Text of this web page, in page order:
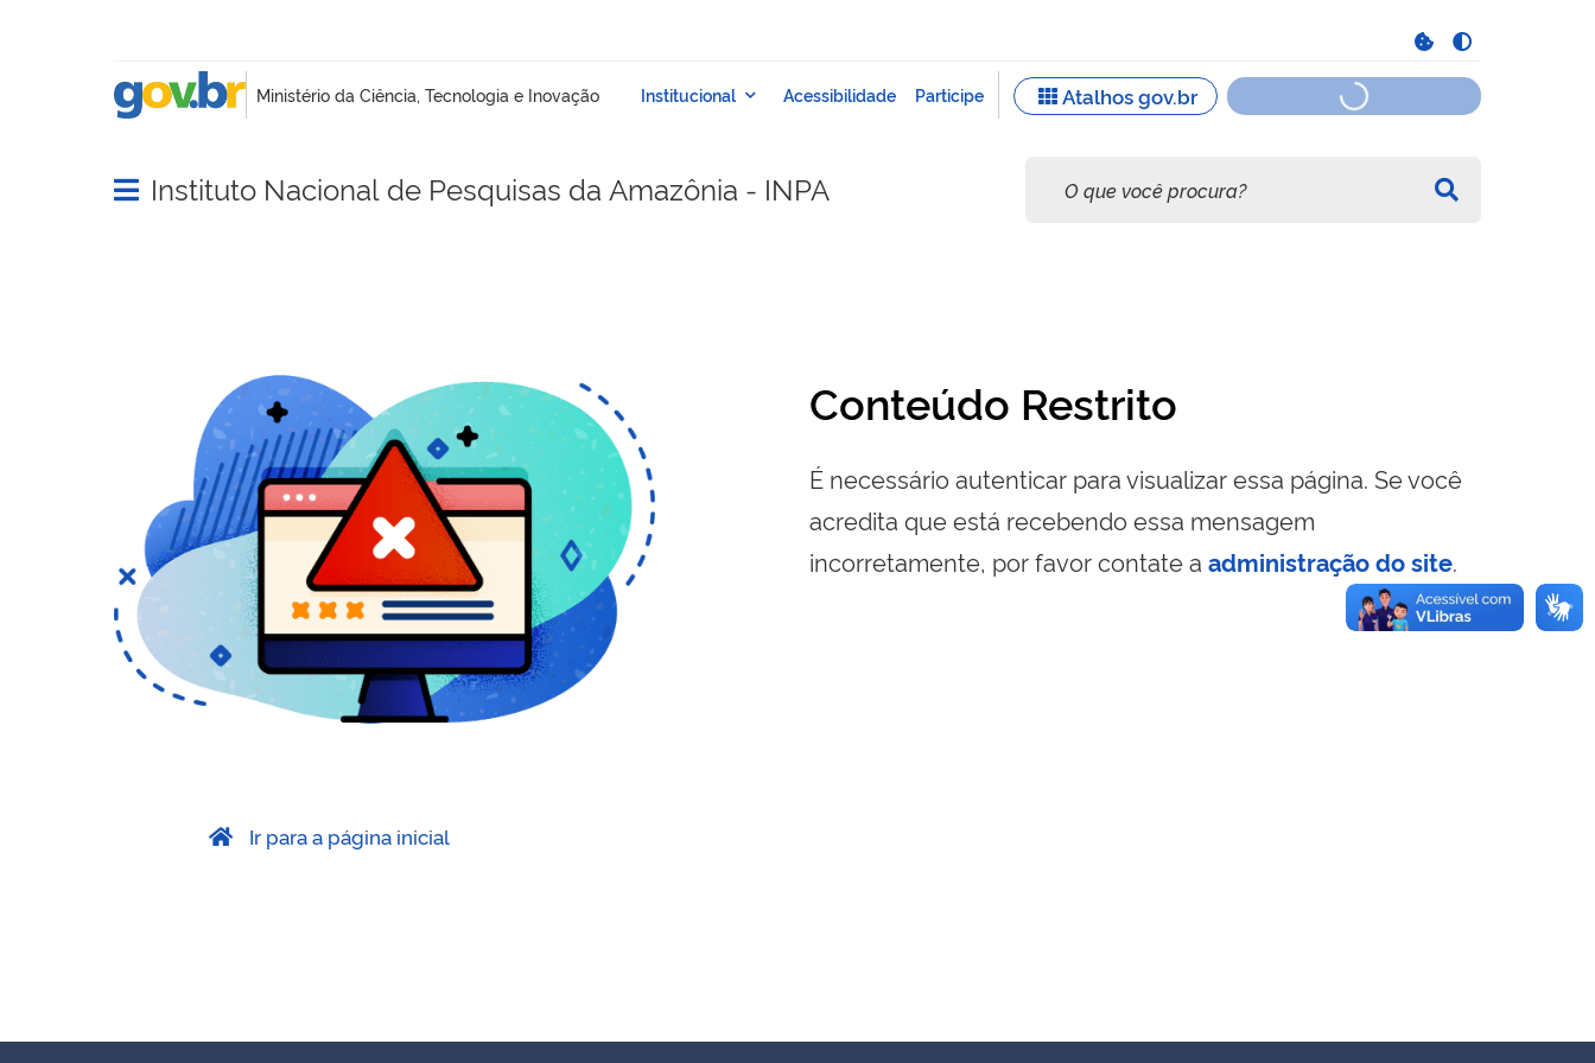
Abrir menu principal de navegação
Instituto Nacional de Pesquisas da Amazônia - INPA
Conteúdo Restrito
É necessário autenticar para visualizar essa página. Se você
acredita que está recebendo essa mensagem
incorretamente, por favor contate a administração do site.
Ir para a página inicial